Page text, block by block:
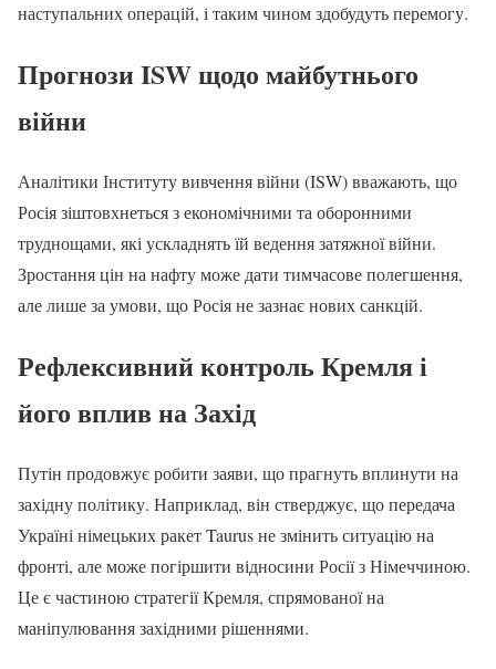
наступальних операцій, і таким чином здобудуть перемогу.
Прогнози ISW щодо майбутнього
війни
Аналітики Інституту вивчення війни (ISW) вважають, що
Росія зіштовхнеться з економічними та оборонними
труднощами, які ускладнять їй ведення затяжної війни.
Зростання цін на нафту може дати тимчасове полегшення,
але лише за умови, що Росія не зазнає нових санкцій.
Рефлексивний контроль Кремля і
його вплив на Захід
Путін продовжує робити заяви, що прагнуть вплинути на
західну політику. Наприклад, він стверджує, що передача
Україні німецьких ракет Taurus не змінить ситуацію на
фронті, але може погіршити відносини Росії з Німеччиною.
Це є частиною стратегії Кремля, спрямованої на
маніпулювання західними рішеннями.